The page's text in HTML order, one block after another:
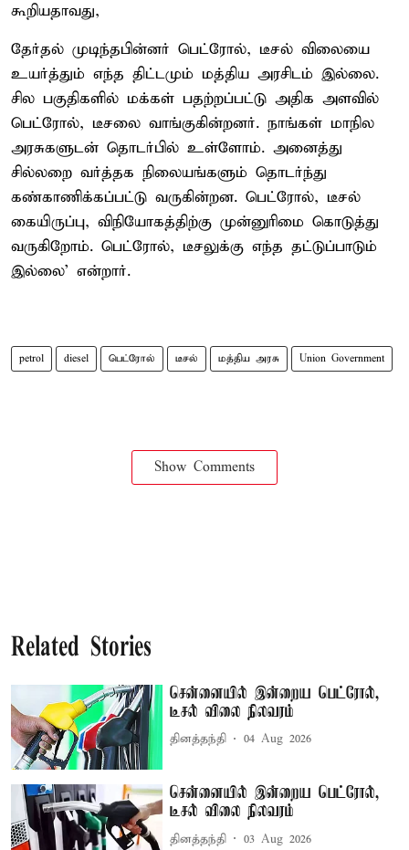
கூறியதாவது,
தேர்தல் முடிந்தபின்னர் பெட்ரோல், டீசல் விலையை
உயர்த்தும் எந்த திட்டமும் மத்திய அரசிடம் இல்லை.
சில பகுதிகளில் மக்கள் பதற்றப்பட்டு அதிக அளவில்
பெட்ரோல், டீசலை வாங்குகின்றனர். நாங்கள் மாநில
அரசுகளுடன் தொடர்பில் உள்ளோம். அனைத்து
சில்லறை வர்த்தக நிலையங்களும் தொடர்ந்து
கண்காணிக்கப்பட்டு வருகின்றன. பெட்ரோல், டீசல்
கையிருப்பு, விநியோகத்திற்கு முன்னுரிமை கொடுத்து
வருகிறோம். பெட்ரோல், டீசலுக்கு எந்த தட்டுப்பாடும்
இல்லை’ என்றார்.
petrol diesel பெட்ரோல் டீசல் மத்திய அரசு Union Government
Show Comments
Related Stories
சென்னையில் இன்றைய பெட்ரோல்,
டீசல் விலை நிலவரம்
தினத்தந்தி 04 Aug 2026
சென்னையில் இன்றைய பெட்ரோல்,
டீசல் விலை நிலவரம்
தினத்தந்தி 03 Aug 2026